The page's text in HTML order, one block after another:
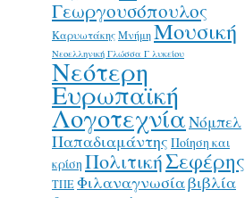
Γεωργουσόπουλος
ΚαρυωτάκηςΜνήμηΜουσική
Νεοελληνική Γλώσσα Γ λυκείου
Νεότερη
Ευρωπαϊκή
ΛογοτεχνίαΝόμπελ
Παπαδιαμάντης Ποίηση και
κρίση ΠολιτικήΣεφέρης
ΤΠΕΦιλαναγνωσίαβιβλία